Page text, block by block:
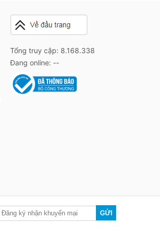
Tổng truy cập: 8.168.338
Đang online: --
GỬI